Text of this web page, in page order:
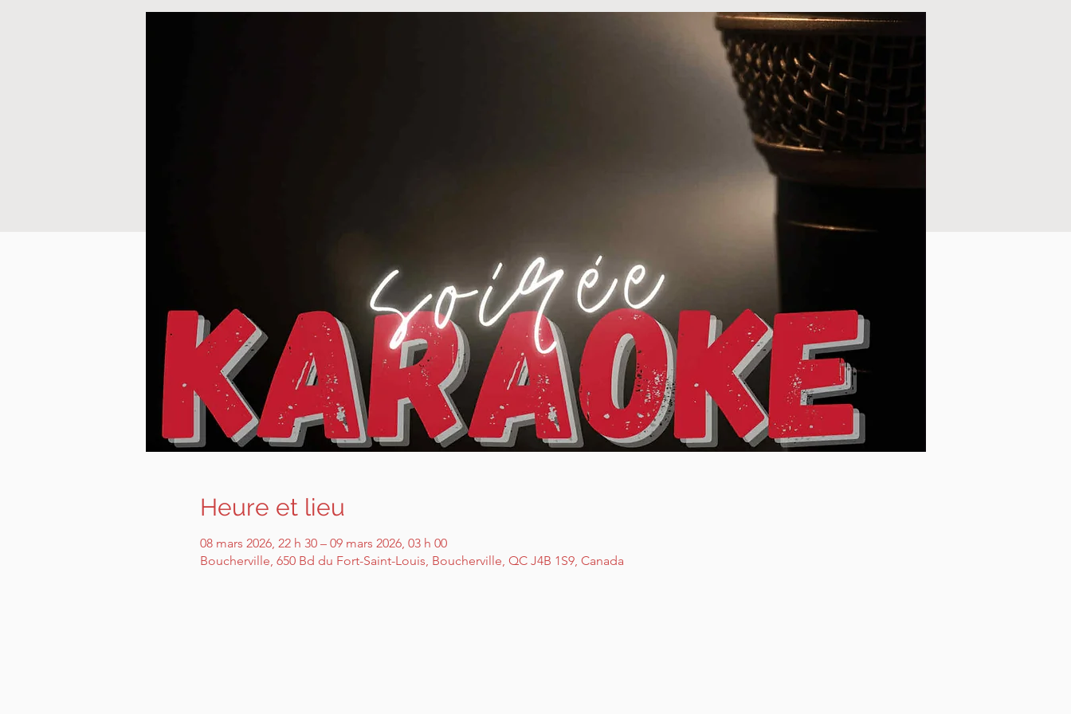
Heure et lieu
08 mars 2026, 22 h 30 – 09 mars 2026, 03 h 00
Boucherville, 650 Bd du Fort-Saint-Louis, Boucherville, QC J4B 1S9, Canada